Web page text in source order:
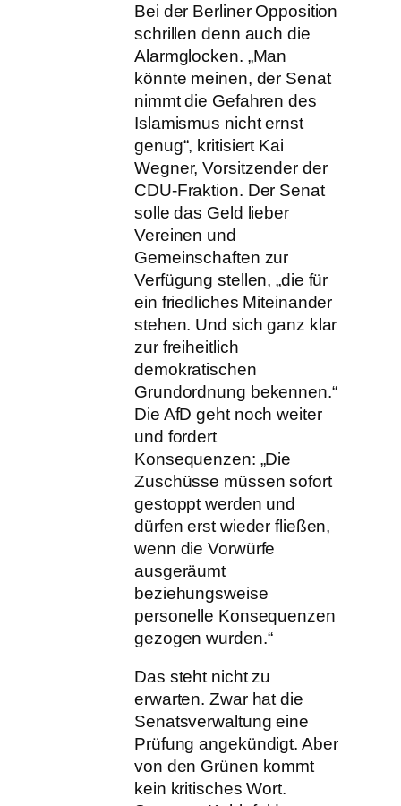
Bei der Berliner Opposition
schrillen denn auch die
Alarmglocken. „Man
könnte meinen, der Senat
nimmt die Gefahren des
Islamismus nicht ernst
genug“, kritisiert Kai
Wegner, Vorsitzender der
CDU-Fraktion. Der Senat
solle das Geld lieber
Vereinen und
Gemeinschaften zur
Verfügung stellen, „die für
ein friedliches Miteinander
stehen. Und sich ganz klar
zur freiheitlich
demokratischen
Grundordnung bekennen.“
Die AfD geht noch weiter
und fordert
Konsequenzen: „Die
Zuschüsse müssen sofort
gestoppt werden und
dürfen erst wieder fließen,
wenn die Vorwürfe
ausgeräumt
beziehungsweise
personelle Konsequenzen
gezogen wurden.“
Das steht nicht zu
erwarten. Zwar hat die
Senatsverwaltung eine
Prüfung angekündigt. Aber
von den Grünen kommt
kein kritisches Wort.